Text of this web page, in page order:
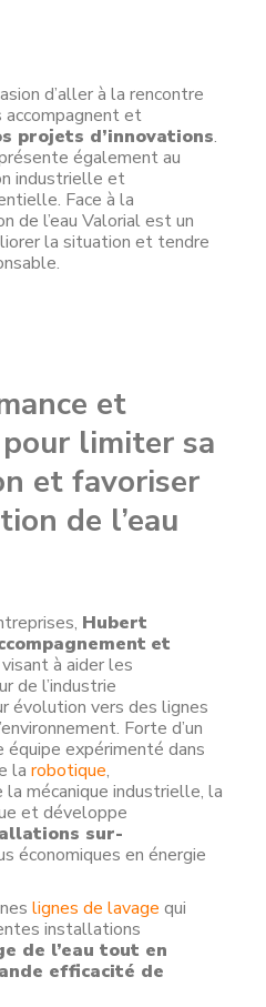
d’aller à la rencontre
accompagnent et
projets d’innovations.
également au
industrielle et
Face à la
de l’eau Valorial est un
la situation et tendre
et
limiter sa
et favoriser
de l’eau
Hubert
et
visant à aider les
de l’industrie
évolution vers des lignes
Forte d’un
équipe expérimenté dans
la robotique,
la mécanique industrielle, la
et développe
sur-
économiques en énergie
lignes de lavage qui
installations
de l’eau tout en
efficacité de